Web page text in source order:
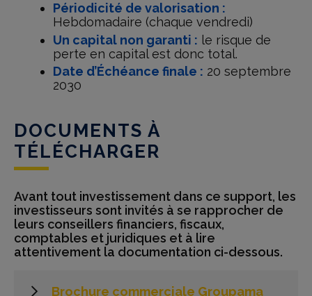
Périodicité de valorisation :
Hebdomadaire (chaque vendredi)
Un capital non garanti : le risque de
perte en capital est donc total.
Date d’Échéance finale : 20 septembre
2030
DOCUMENTS À
TÉLÉCHARGER
Avant tout investissement dans ce support, les
investisseurs sont invités à se rapprocher de
leurs conseillers financiers, fiscaux,
comptables et juridiques et à lire
attentivement la documentation ci-dessous.
Brochure commerciale Groupama